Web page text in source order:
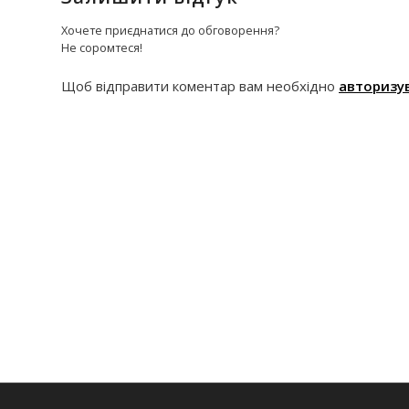
Хочете приєднатися до обговорення?
Не соромтеся!
Щоб відправити коментар вам необхідно